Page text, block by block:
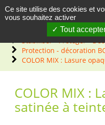
Produits de
Stabiliser - Protéger -
Protection - décoration
COLOR MIX : Lasure
COLOR MIX :
satinée à
Panneau de gestion des cookies
Ce site utilise des cookies et
vous souhaitez activer
Tout